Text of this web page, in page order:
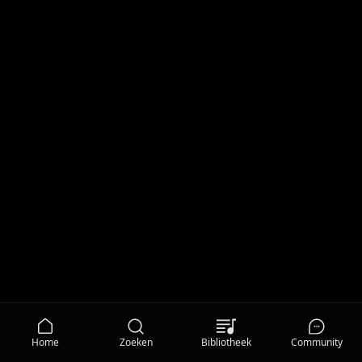
Home Zoeken Bibliotheek Community